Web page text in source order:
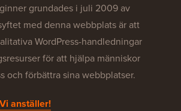
grundades i juli 2009 av
med denna webbplats är att
WordPress-handledningar
för att hjälpa människor
och förbättra sina webbplatser.
Vi anställer!